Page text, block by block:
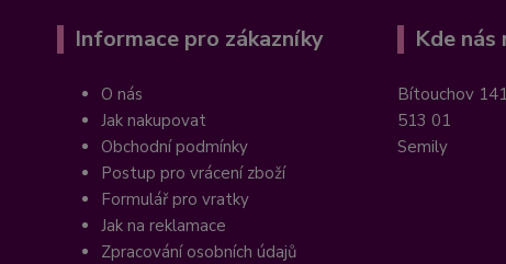
Informace pro zákazníky
O nás
Jak nakupovat
Obchodní podmínky
Postup pro vrácení zboží
Formulář pro vratky
Jak na reklamace
Zpracování osobních údajů
Kde nás
Bítouchov 141
513 01
Semily